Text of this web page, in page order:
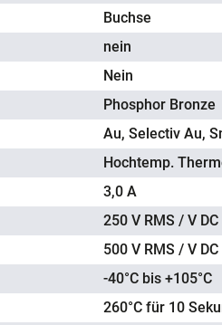
Buchse
nein
Nein
Phosphor Bronze
Au, Selectiv Au,
Hochtemp.
3,0 A
250 V RMS / V DC
500 V RMS / V DC
-40°C bis +105°C
260°C für 10